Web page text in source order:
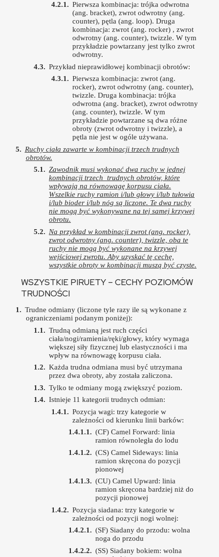
Pierwsza kombinacja: trójka odwrotna
(ang. bracket), zwrot odwrotny (ang.
counter), pętla (ang. loop). Druga
kombinacja: zwrot (ang. rocker) , zwrot
odwrotny (ang. counter), twizzle. W tym
przykładzie powtarzany jest tylko zwrot
odwrotny.
Przykład nieprawidłowej kombinacji obrotów:
Pierwsza kombinacja: zwrot (ang.
rocker), zwrot odwrotny (ang. counter),
twizzle. Druga kombinacja: trójka
odwrotna (ang. bracket), zwrot odwrotny
(ang. counter), twizzle. W tym
przykładzie powtarzane są dwa różne
obroty (zwrot odwrotny i twizzle), a
pętla nie jest w ogóle używana.
Ruchy ciała zawarte w kombinacji trzech trudnych
obrotów.
Zawodnik musi wykonać dwa ruchy w jednej
kombinacji trzech trudnych obrotów, które
wpływają na równowagę korpusu ciała.
Wszelkie ruchy ramion i/lub głowy i/lub tułowia
i/lub bioder i/lub nóg są liczone. Te dwa ruchy
nie mogą być wykonywane na tej samej krzywej
obrotu.
Na przykład w kombinacji zwrot (ang. rocker),
zwrot odwrotny (ang. counter), twizzle, oba te
ruchy nie mogą być wykonane na krzywej
wejściowej zwrotu. Aby uzyskać tę cechę,
wszystkie obroty w kombinacji muszą być czyste.
WSZYSTKIE PIRUETY – CECHY POZIOMÓW
TRUDNOŚCI
Trudne odmiany (liczone tyle razy ile są wykonane z
ograniczeniami podanym poniżej):
Trudną odmianą jest ruch części
ciała/nogi/ramienia/ręki/głowy, który wymaga
większej siły fizycznej lub elastyczności i ma
wpływ na równowagę korpusu ciała.
Każda trudna odmiana musi być utrzymana
przez dwa obroty, aby została zaliczona.
Tylko te odmiany mogą zwiększyć poziom.
Istnieje 11 kategorii trudnych odmian:
Pozycja wagi: trzy kategorie w
zależności od kierunku linii barków:
(CF) Camel Forward: linia
ramion równoległa do lodu
(CS) Camel Sideways: linia
ramion skręcona do pozycji
pionowej
(CU) Camel Upward: linia
ramion skręcona bardziej niż do
pozycji pionowej
Pozycja siadana: trzy kategorie w
zależności od pozycji nogi wolnej:
(SF) Siadany do przodu: wolna
noga do przodu
(SS) Siadany bokiem: wolna